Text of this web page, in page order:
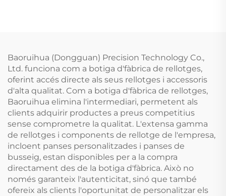
Baoruihua (Dongguan) Precision Technology Co.,
Ltd. funciona com a botiga d'fàbrica de rellotges,
oferint accés directe als seus rellotges i accessoris
d'alta qualitat. Com a botiga d'fàbrica de rellotges,
Baoruihua elimina l'intermediari, permetent als
clients adquirir productes a preus competitius
sense comprometre la qualitat. L'extensa gamma
de rellotges i components de rellotge de l'empresa,
incloent panses personalitzades i panses de
busseig, estan disponibles per a la compra
directament des de la botiga d'fàbrica. Això no
només garanteix l'autenticitat, sinó que també
ofereix als clients l'oportunitat de personalitzar els